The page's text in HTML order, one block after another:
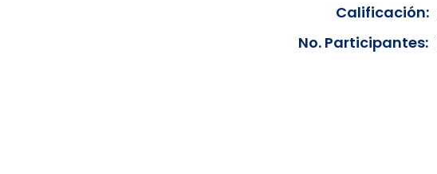
Calificación:
No. Participantes: